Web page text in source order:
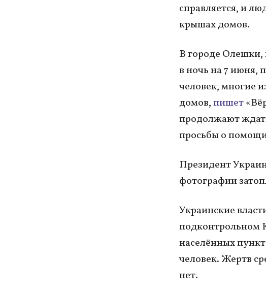
справляется, и
крышах домов.
В городе Олешки,
в ночь на 7 июня,
человек, многие
домов,пишет
продолжают
просьбы о
Президент
фотографии
Украинские
подконтрольном
населённых
человек. Жертв
нет.